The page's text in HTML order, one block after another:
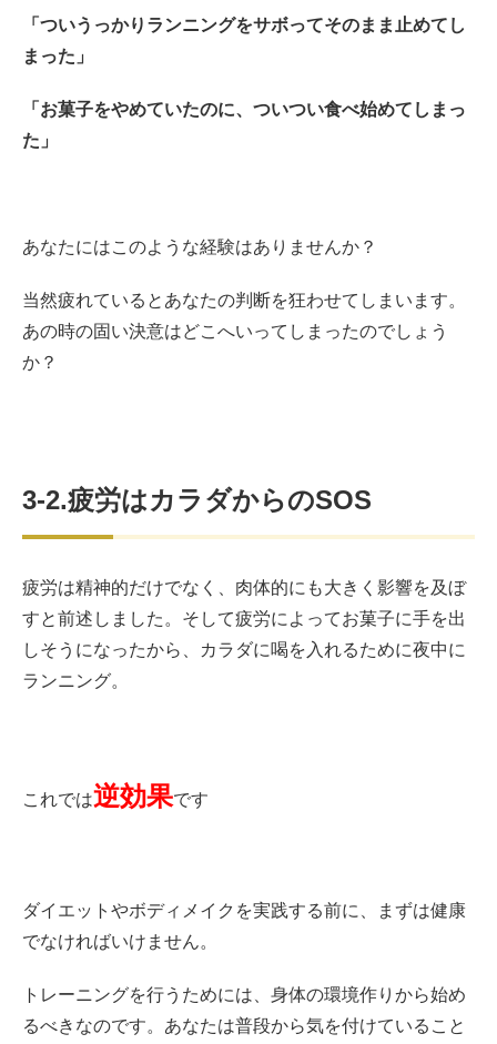
「ついうっかりランニングをサボってそのまま止めてし
まった」
「お菓子をやめていたのに、ついつい食べ始めてしまっ
た」
あなたにはこのような経験はありませんか？
当然疲れているとあなたの判断を狂わせてしまいます。
あの時の固い決意はどこへいってしまったのでしょう
か？
3-2.疲労はカラダからのSOS
疲労は精神的だけでなく、肉体的にも大きく影響を及ぼ
すと前述しました。そして疲労によってお菓子に手を出
しそうになったから、カラダに喝を入れるために夜中に
ランニング。
これでは逆効果です
ダイエットやボディメイクを実践する前に、まずは健康
でなければいけません。
トレーニングを行うためには、身体の環境作りから始め
るべきなのです。あなたは普段から気を付けていること